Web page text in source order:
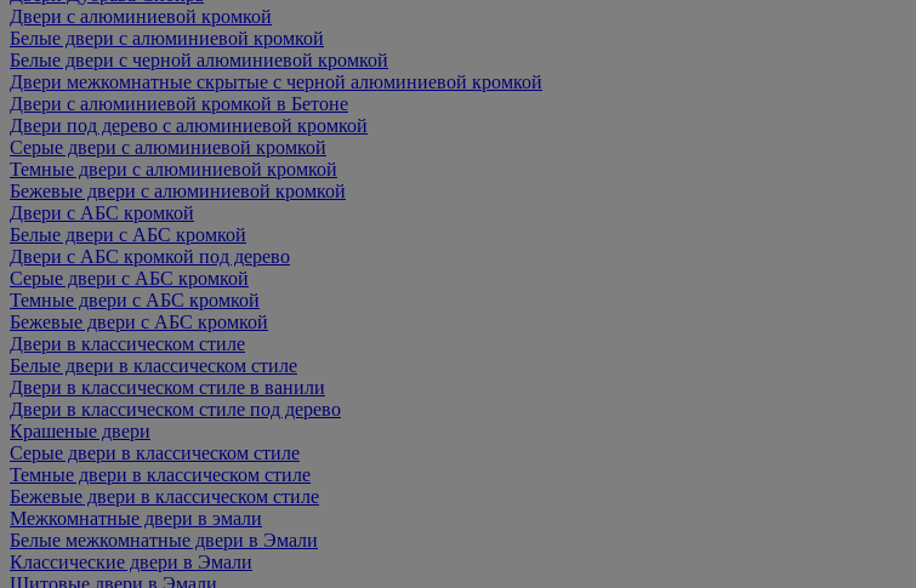
Двери с алюминиевой кромкой
Белые двери с алюминиевой кромкой
Белые двери с черной алюминиевой кромкой
Двери межкомнатные скрытые с черной алюминиевой кромкой
Двери с алюминиевой кромкой в Бетоне
Двери под дерево с алюминиевой кромкой
Серые двери с алюминиевой кромкой
Темные двери с алюминиевой кромкой
Бежевые двери с алюминиевой кромкой
Двери с АБС кромкой
Белые двери с АБС кромкой
Двери с АБС кромкой под дерево
Серые двери с АБС кромкой
Темные двери с АБС кромкой
Бежевые двери с АБС кромкой
Двери в классическом стиле
Белые двери в классическом стиле
Двери в классическом стиле в ванили
Двери в классическом стиле под дерево
Крашеные двери
Серые двери в классическом стиле
Темные двери в классическом стиле
Бежевые двери в классическом стиле
Межкомнатные двери в эмали
Белые межкомнатные двери в Эмали
Классические двери в Эмали
Щитовые двери в Эмали